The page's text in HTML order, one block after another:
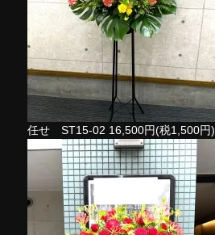
任せ ST15-02 16,500円(税1,500円)